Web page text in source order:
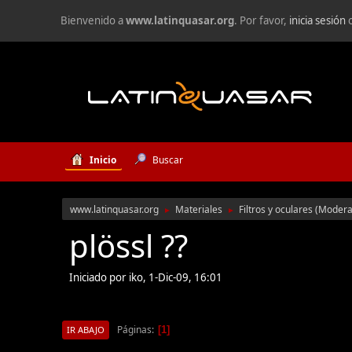
Bienvenido awww.latinquasar.org. Por favor, inicia sesión
Inicio Buscar
www.latinquasar.org ► Materiales ► Filtros y oculares
plössl ??
Iniciado por iko, 1-Dic-09, 16:01
IR ABAJO Páginas 1